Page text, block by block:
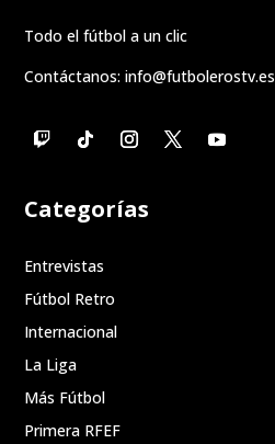
Todo el fútbol a un clic
Contáctanos:info@futbolerostv.es
Categorías
Entrevistas
Fútbol Retro
Internacional
La Liga
Más Fútbol
Primera RFEF